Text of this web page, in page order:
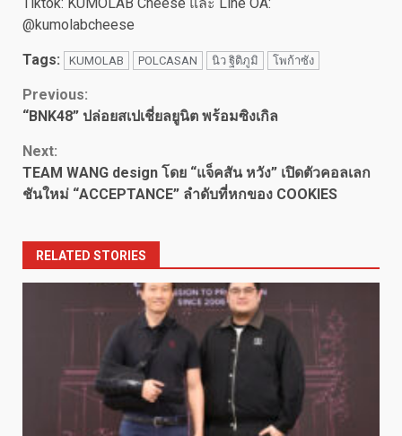
Tiktok: KUMOLAB Cheese และ Line OA:
@kumolabcheese
Tags: KUMOLAB POLCASAN นิว ฐิติภูมิ โพก้าซัง
Continue
Previous:
“BNK48” ปล่อยสเปเชี่ยลยูนิต พร้อมซิงเกิล
Next:
TEAM WANG design โดย “แจ็คสัน หวัง” เปิดตัวคอลเลก
ชันใหม่ “ACCEPTANCE” ลำดับที่หกของ COOKIES
RELATED STORIES